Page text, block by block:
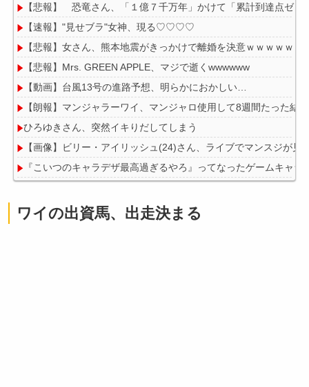
【悲報】 恐竜さん、「１億７千万年」かけて「累計到達点ゼ
【速報】"見せブラ"女神、現る♡♡♡♡
【悲報】女さん、熊本地震がきっかけで離婚を決意ｗｗｗｗｗ
【悲報】Mrs. GREEN APPLE、マジで逝くwwwwww
【動画】台風13号の進路予想、明らかにおかしい…
【朗報】マンジャラーワイ、マンジャロ使用して8週間たった結果
ひろゆきさん、突然イキりだしてしまう
【画像】ビリー・アイリッシュ(24)さん、ライブでマンスジが見
『こいつのキャラデザ最高過ぎるやろ』ってなったゲームキャラ
ワイの出資馬、出走決まる